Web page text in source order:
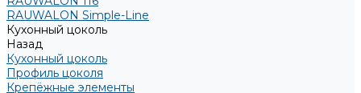
RAUWALON Simple-Line
Кухонный цоколь
Назад
Кухонный цоколь
Профиль цоколя
Крепёжные элементы